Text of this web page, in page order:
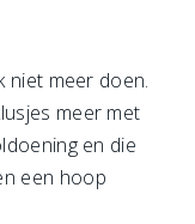
niet meer doen.
meer met
en die
een hoop